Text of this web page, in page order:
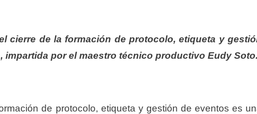
cierre de la formación de protocolo, etiqueta y
impartida por el maestro técnico productivo Eudy Soto.
de protocolo, etiqueta y gestión de eventos es